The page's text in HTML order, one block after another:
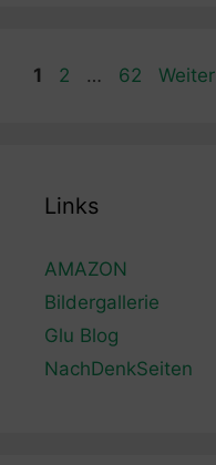
Seite
1 Seite
2 … Seite
62 Weiter
Links
AMAZON
Bildergallerie
Glu Blog
NachDenkSeiten